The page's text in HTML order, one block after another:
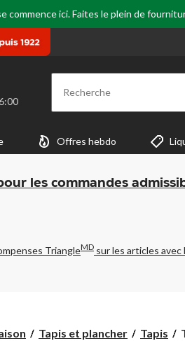
commence ici. Faites le plein de
à 06:00 Recherche
Offres hebdo
les commandes
TriangleMD sur les articles avec
Tapis et plancher Tapis